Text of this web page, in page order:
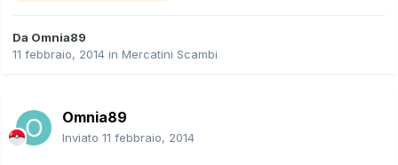
Da Omnia89
11 febbraio, 2014 in Mercatini Scambi
Omnia89
Inviato 11 febbraio, 2014